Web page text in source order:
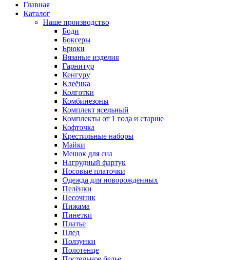
Главная
Каталог
Наше производство
Боди
Боксеры
Брюки
Вязаные изделия
Гарнитур
Кенгуру
Клеёнка
Колготки
Комбинезоны
Комплект ясельный
Комплекты от 1 года и старше
Кофточка
Крестильные наборы
Майки
Мешок для сна
Нагрудный фартук
Носовые платочки
Одежда для новорожденных
Пелёнки
Песочник
Пижама
Пинетки
Платье
Плед
Ползунки
Полотенце